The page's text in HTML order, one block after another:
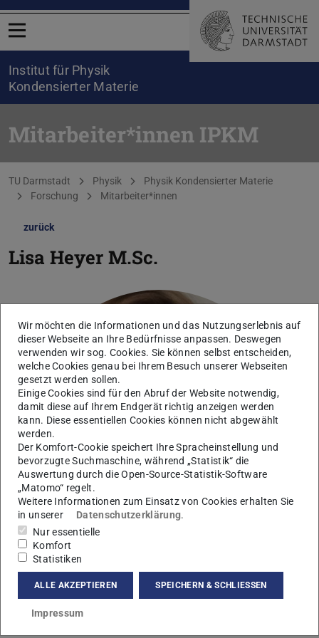
Menü öffnen
Institut für Physik
Kondensierter Materie
Mitarbeiter*innen IPKM
Sie befinden sich hier:
TU Darmstadt Physik
Physik Kondensierter Materie
Forschung
Mitarbeiter*innen
zurück
Lisa Heyer M.Sc.
Wir möchten die Informationen und das Nutzungserlebnis auf
dieser Webseite an Ihre Bedürfnisse anpassen. Deswegen
verwenden wir sog. Cookies. Sie können selbst entscheiden,
welche Cookies genau bei Ihrem Besuch unserer Webseiten
gesetzt werden sollen.
Einige Cookies sind für den Abruf der Website notwendig,
damit diese auf Ihrem Endgerät richtig anzeigen werden
kann. Diese essentiellen Cookies können nicht abgewählt
werden.
Der Komfort-Cookie speichert Ihre Spracheinstellung und
bevorzugte Suchmaschine, während „Statistik“ die
Auswertung durch die Open-Source-Statistik-Software
„Matomo“ regelt.
Weitere Informationen zum Einsatz von Cookies erhalten Sie
in unserer
Datenschutzerklärung.
Nur essentielle
Komfort
Statistiken
ALLE AKZEPTIEREN SPEICHERN & SCHLIESSEN
Impressum